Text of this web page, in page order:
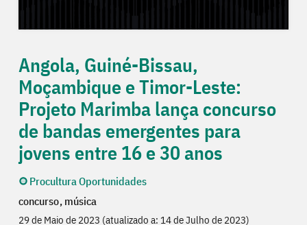
Angola, Guiné-Bissau,
Moçambique e Timor-Leste:
Projeto Marimba lança concurso
de bandas emergentes para
jovens entre 16 e 30 anos
Procultura Oportunidades
concurso música
29 de Maio de 2023 (atualizado a: 14 de Julho de 2023)